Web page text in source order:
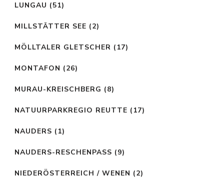
LUNGAU (51)
MILLSTÄTTER SEE (2)
MÖLLTALER GLETSCHER (17)
MONTAFON (26)
MURAU-KREISCHBERG (8)
NATUURPARKREGIO REUTTE (17)
NAUDERS (1)
NAUDERS-RESCHENPASS (9)
NIEDERÖSTERREICH / WENEN (2)